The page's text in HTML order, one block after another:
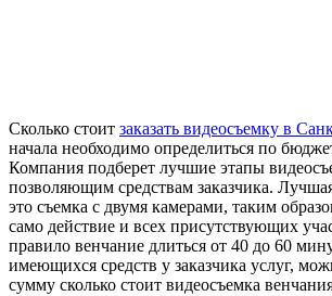
Сколько стоит заказать видеосъемку в
начала необходимо определиться по
Компания подберет лучшие этапы
позволяющим средствам заказчика.
это съемка с двумя камерами, таким
само действие и всех присутствующих
правило венчание длиться от 40 до 60
имеющихся средств у заказчика услуг,
сумму сколько стоит видеосъемка